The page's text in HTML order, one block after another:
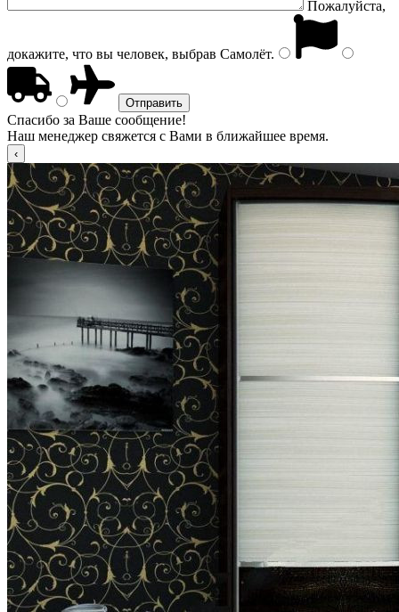
Пожалуйста,
докажите, что вы человек, выбрав Самолёт.
Спасибо за Ваше сообщение!
Наш менеджер свяжется с Вами в ближайшее время.